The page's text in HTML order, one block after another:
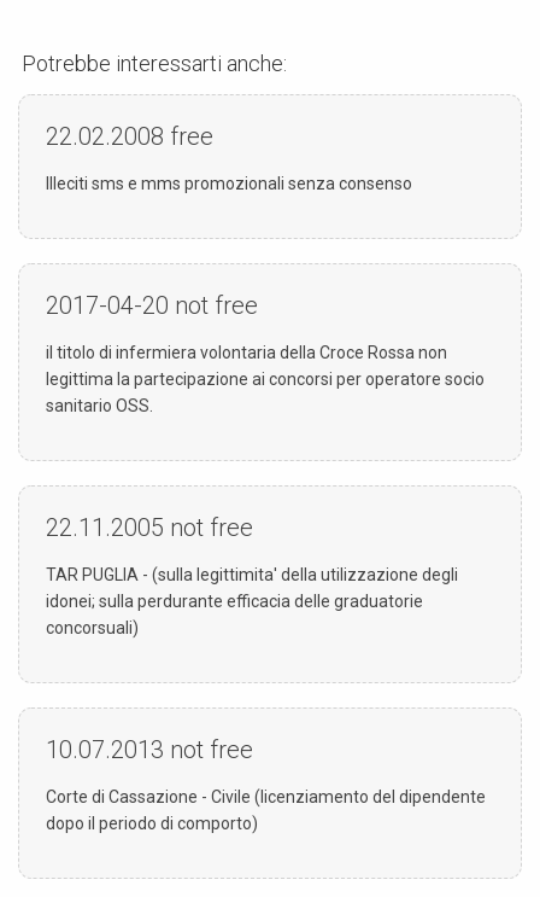
Potrebbe interessarti anche:
22.02.2008 free
Illeciti sms e mms promozionali senza consenso
2017-04-20 not free
il titolo di infermiera volontaria della Croce Rossa non
legittima la partecipazione ai concorsi per operatore socio
sanitario OSS.
22.11.2005 not free
TAR PUGLIA - (sulla legittimita' della utilizzazione degli
idonei; sulla perdurante efficacia delle graduatorie
concorsuali)
10.07.2013 not free
Corte di Cassazione - Civile (licenziamento del dipendente
dopo il periodo di comporto)